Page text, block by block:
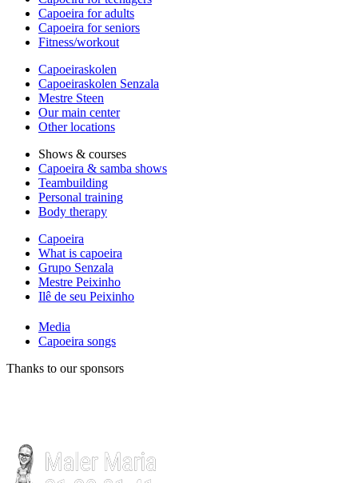
Capoeira for adults
Capoeira for seniors
Fitness/workout
Capoeiraskolen
Capoeiraskolen Senzala
Mestre Steen
Our main center
Other locations
Shows & courses
Capoeira & samba shows
Teambuilding
Personal training
Body therapy
Capoeira
What is capoeira
Grupo Senzala
Mestre Peixinho
Ilê de seu Peixinho
Media
Capoeira songs
Thanks to our sponsors